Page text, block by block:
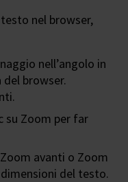
nel browser,
nell’angolo in
browser.
su Zoom per far
avanti o Zoom
del testo.